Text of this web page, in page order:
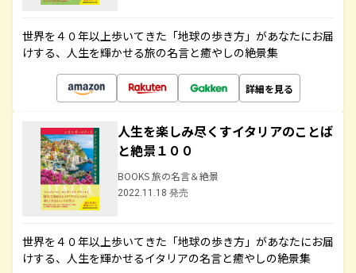
世界を４０年以上歩いてきた「地球の歩き方」があなたにお届
けする、人生を輝かせる旅の名言と癒やしの絶景集
詳細を見る
人生を楽しみ尽くすイタリアのことば
と絶景１００
BOOKS 旅の名言＆絶景
2022.11.18 発売
世界を４０年以上歩いてきた「地球の歩き方」があなたにお届
けする、人生を輝かせるイタリアの名言と癒やしの絶景集